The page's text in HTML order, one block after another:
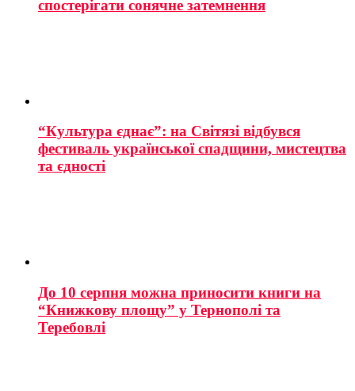
спостерігати сонячне затемнення
“Культура єднає”: на Світязі відбувся
фестиваль української спадщини, мистецтва
та єдності
До 10 серпня можна приносити книги на
“Книжкову площу” у Тернополі та
Теребовлі